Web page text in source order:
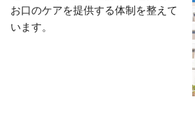
お口のケアを提供する体制を整えて
います。